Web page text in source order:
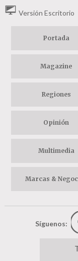
Versión Escritorio
Portada
Magazine
Regiones
Opinión
Multimedia
Marcas &
Síguenos: